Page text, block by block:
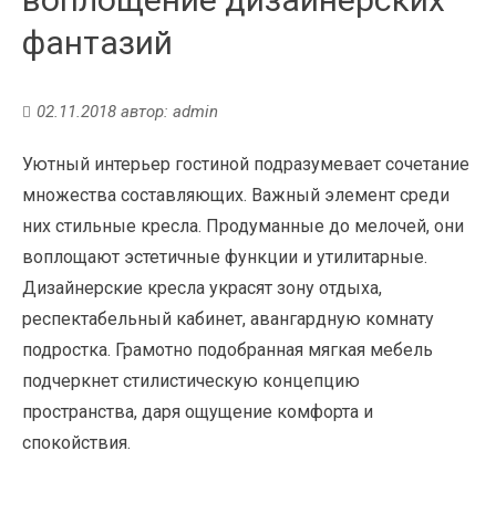
фантазий
02.11.2018 автор: admin
Уютный интерьер гостиной подразумевает сочетание
множества составляющих. Важный элемент среди
них стильные кресла. Продуманные до мелочей, они
воплощают эстетичные функции и утилитарные.
Дизайнерские кресла украсят зону отдыха,
респектабельный кабинет, авангардную комнату
подростка. Грамотно подобранная мягкая мебель
подчеркнет стилистическую концепцию
пространства, даря ощущение комфорта и
спокойствия.